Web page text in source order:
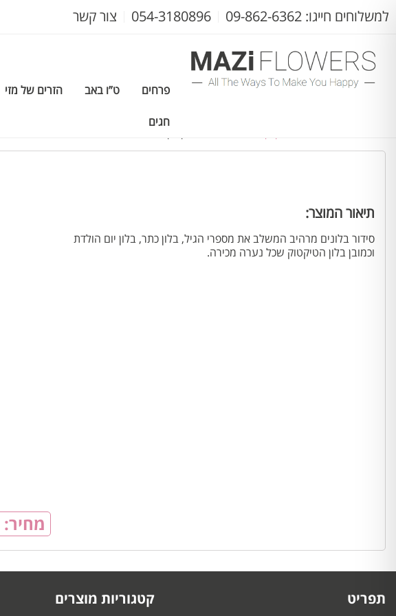
למשלוחים חייגו: 09-862-6362 054-3180896 צור קשר
פרחים ט”ו באב הזרים של מזי
חגים
תיאור המוצר:
סידור בלונים מרהיב המשלב את מספרי הגיל, בלון כתר, בלון יום הולדת
וכמובן בלון הטיקטוק שכל נערה מכירה.
מחיר:
תפריט קטגוריות מוצרים